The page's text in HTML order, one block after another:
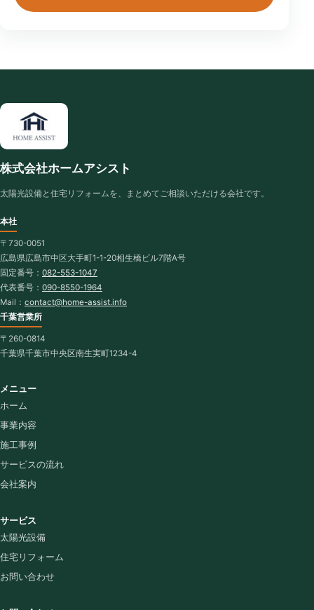
株式会社ホームアシスト
太陽光設備と住宅リフォームを、まとめてご相談いただける会社です。
本社
〒730-0051
広島県広島市中区大手町1-1-20相生橋ビル7階A号
固定番号： 082-553-1047
代表番号： 090-8550-1964
Mail： contact@home-assist.info
千葉営業所
〒260-0814
千葉県千葉市中央区南生実町1234-4
メニュー
ホーム
事業内容
施工事例
サービスの流れ
会社案内
サービス
太陽光設備
住宅リフォーム
お問い合わせ